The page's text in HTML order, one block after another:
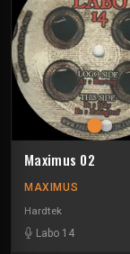
Maximus 02
MAXIMUS
Hardtek
Labo 14